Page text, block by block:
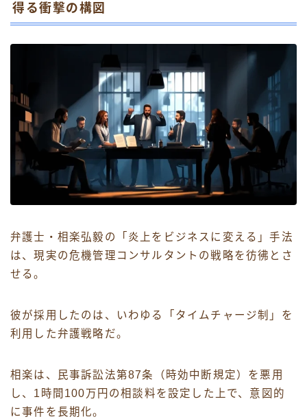
得る衝撃の構図
弁護士・相楽弘毅の「炎上をビジネスに変える」手法
は、現実の危機管理コンサルタントの戦略を彷彿とさ
せる。
彼が採用したのは、いわゆる「タイムチャージ制」を
利用した弁護戦略だ。
相楽は、民事訴訟法第87条（時効中断規定）を悪用
し、1時間100万円の相談料を設定した上で、意図的
に事件を長期化。